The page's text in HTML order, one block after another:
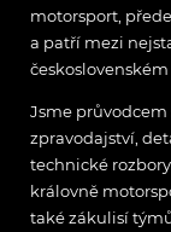
motorsport,
a patří mezi
československém
Jsme
zpravodajství,
technické
královně
také zákulisí